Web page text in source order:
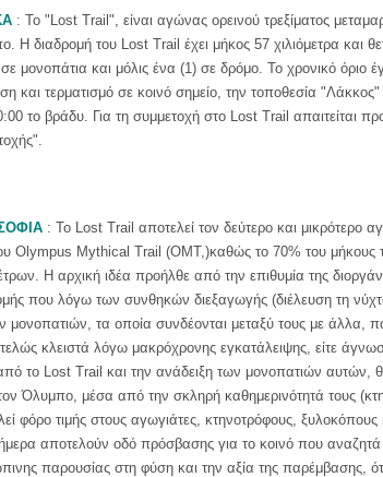
: Το "Lost Trail", είναι αγώνας ορεινού τρεξίματος
Η διαδρομή του Lost Trail έχει μήκος 57 χιλιόμετρα και
μονοπάτια και μόλις ένα (1) σε δρόμο. Το χρονικό όριο
και τερματισμό σε κοινό σημείο, την τοποθεσία
το βράδυ. Για τη συμμετοχή στο Lost Trail απαιτείται
: Το Lost Trail αποτελεί τον δεύτερο και
Olympus Mythical Trail (ΟΜΤ,)καθώς το 70% του μήκους
Η αρχική ιδέα προήλθε από την επιθυμία της
που λόγω των συνθηκών διεξαγωγής (διέλευση τη
μονοπατιών, τα οποία συνδέονται μεταξύ τους με άλλα,
κλειστά λόγω μακρόχρονης εγκατάλειψης, είτε
το Lost Trail και την ανάδειξη των μονοπατιών αυτών,
Όλυμπο, μέσα από την σκληρή καθημερινότητά τους
φόρο τιμής στους αγωγιάτες, κτηνοτρόφους,
αποτελούν οδό πρόσβασης για το κοινό που
παρουσίας στη φύση και την αξία της παρέμβασης,